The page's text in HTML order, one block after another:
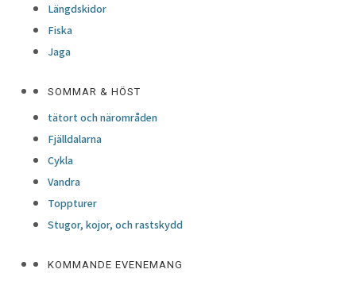
Längdskidor
Fiska
Jaga
SOMMAR & HÖST
tätort och närområden
Fjälldalarna
Cykla
Vandra
Toppturer
Stugor, kojor, och rastskydd
KOMMANDE EVENEMANG